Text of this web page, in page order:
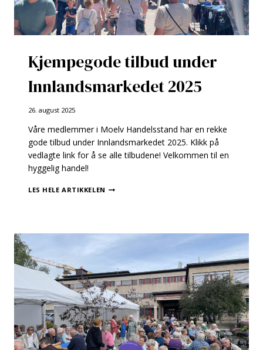
Kjempegode tilbud under
Innlandsmarkedet 2025
26. august 2025
Våre medlemmer i Moelv Handelsstand har en rekke
gode tilbud under Innlandsmarkedet 2025. Klikk på
vedlagte link for å se alle tilbudene! Velkommen til en
hyggelig handel!
LES HELE ARTIKKELEN KJEMPEGODE